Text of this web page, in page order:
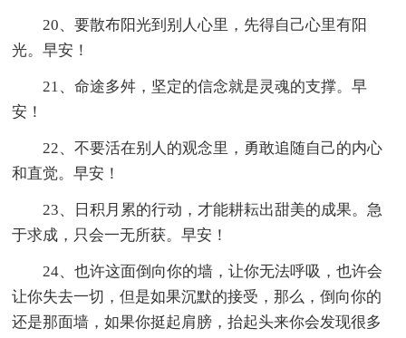
20、要散布阳光到别人心里，先得自己心里有阳
光。早安！
21、命途多舛，坚定的信念就是灵魂的支撑。早
安！
22、不要活在别人的观念里，勇敢追随自己的内心
和直觉。早安！
23、日积月累的行动，才能耕耘出甜美的成果。急
于求成，只会一无所获。早安！
24、也许这面倒向你的墙，让你无法呼吸，也许会
让你失去一切，但是如果沉默的接受，那么，倒向你的
还是那面墙，如果你挺起肩膀，抬起头来你会发现很多